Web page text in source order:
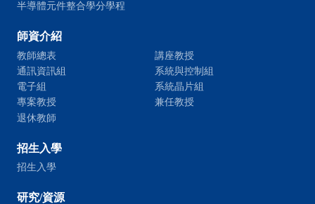
半導體元件整合學分學程
師資介紹
教師總表
講座教授
通訊資訊組
系統與控制組
電子組
系統晶片組
專案教授
兼任教授
退休教師
招生入學
招生入學
研究/資源